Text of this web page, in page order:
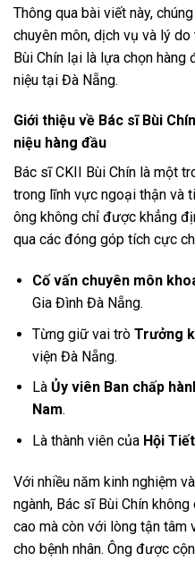
Thông qua bài viết này,
chuyên môn, dịch vụ và lý
Bùi Chín lại là lựa chọn
niệu tại Đà Nẵng.
Giới thiệu về Bác sĩ Bùi
niệu hàng đầu
Bác sĩ CKII Bùi Chín là một
trong lĩnh vực ngoại thận và
ông không chỉ được khẳng
qua các đóng góp tích cực
Cố vấn chuyên môn
Gia Đình Đà Nẵng.
Từng giữ vai trò Trưởng
viện Đà Nẵng.
Là Ủy viên Ban chấp
Nam.
Là thành viên của Hội
Với nhiều năm kinh nghiệm
ngành, Bác sĩ Bùi Chín
cao mà còn với lòng tận tâm
cho bệnh nhân. Ông được